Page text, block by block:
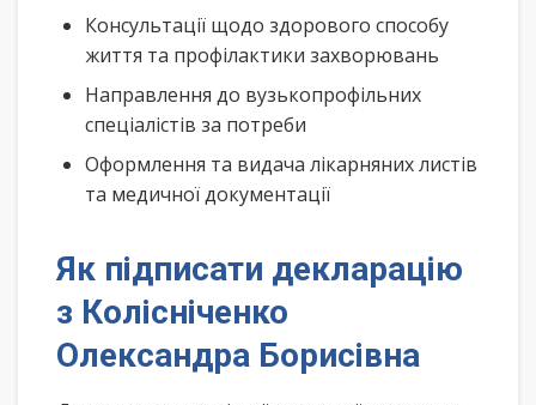
Консультації щодо здорового способу
життя та профілактики захворювань
Направлення до вузькопрофільних
спеціалістів за потреби
Оформлення та видача лікарняних листів
та медичної документації
Як підписати декларацію
з Колісніченко
Олександра Борисівна